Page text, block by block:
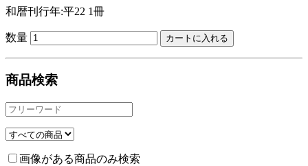
和暦刊行年:平22 1冊
数量
商品検索
画像がある商品のみ検索